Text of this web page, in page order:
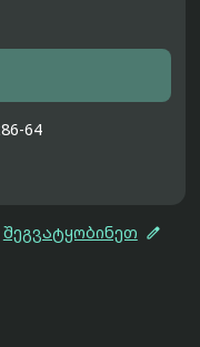
64
შეგვატყობინეთ 